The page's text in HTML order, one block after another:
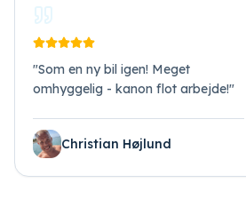
"Som en ny bil igen! Meget
omhyggelig - kanon flot arbejde!"
Christian Højlund